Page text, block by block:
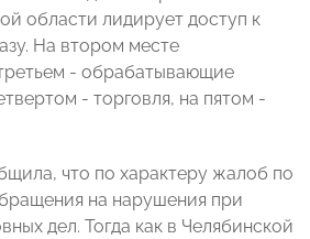
области лидирует доступ к
На втором месте
- обрабатывающие
- торговля, на пятом -
что по характеру жалоб по
на нарушения при
дел. Тогда как в Челябинской